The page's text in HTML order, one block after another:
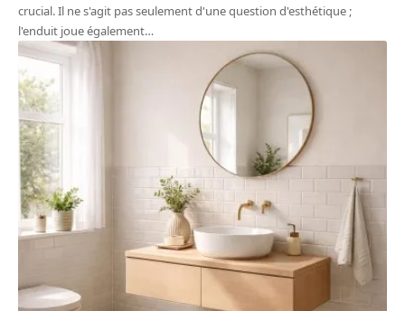
crucial. Il ne s'agit pas seulement d'une question d'esthétique ;
l'enduit joue également…